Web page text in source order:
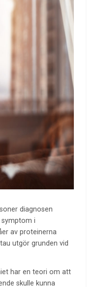
diagnosen
symptom i
av proteinerna
utgör grunden vid
har en teori om att
skulle kunna